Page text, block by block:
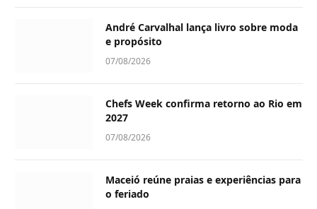
André Carvalhal lança livro sobre moda
e propósito
07/08/2026
Chefs Week confirma retorno ao Rio em
2027
07/08/2026
Maceió reúne praias e experiências para
o feriado